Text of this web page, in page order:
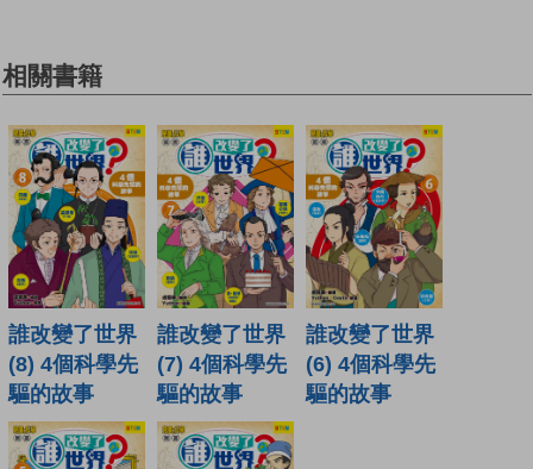
相關書籍
誰改變了世界
(8) 4個科學先
驅的故事
誰改變了世界
(7) 4個科學先
驅的故事
誰改變了世界
(6) 4個科學先
驅的故事